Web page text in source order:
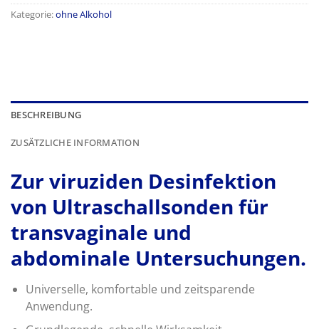
Kategorie:ohne Alkohol
BESCHREIBUNG
ZUSÄTZLICHE INFORMATION
Zur viruziden Desinfektion
von Ultraschallsonden für
transvaginale und
abdominale Untersuchungen.
Universelle, komfortable und zeitsparende
Anwendung.